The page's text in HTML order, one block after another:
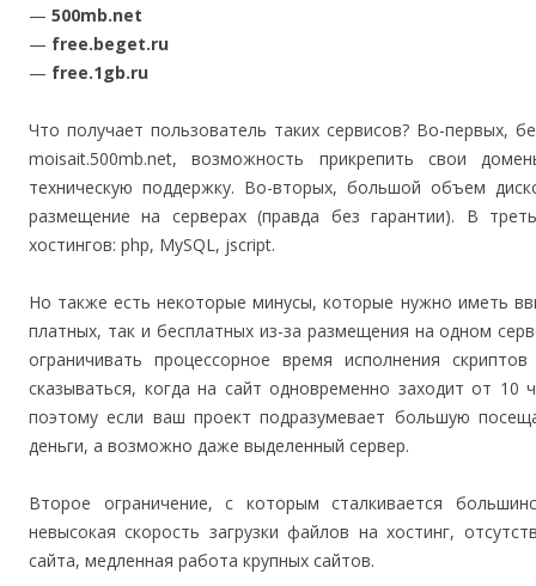
— 500mb.net
— free.beget.ru
— free.1gb.ru
Что получает пользователь таких сервисов? Во-первых,
moisait.500mb.net, возможность прикрепить свои
техническую поддержку. Во-вторых, большой объем
размещение на серверах (правда без гарантии). В
хостингов: php, MySQL, jscript.
Но также есть некоторые минусы, которые нужно иметь
платных, так и бесплатных из-за размещения на одном
ограничивать процессорное время исполнения
сказываться, когда на сайт одновременно заходит от 10
поэтому если ваш проект подразумевает большую
деньги, а возможно даже выделенный сервер.
Второе ограничение, с которым сталкивается
невысокая скорость загрузки файлов на хостинг,
сайта, медленная работа крупных сайтов.